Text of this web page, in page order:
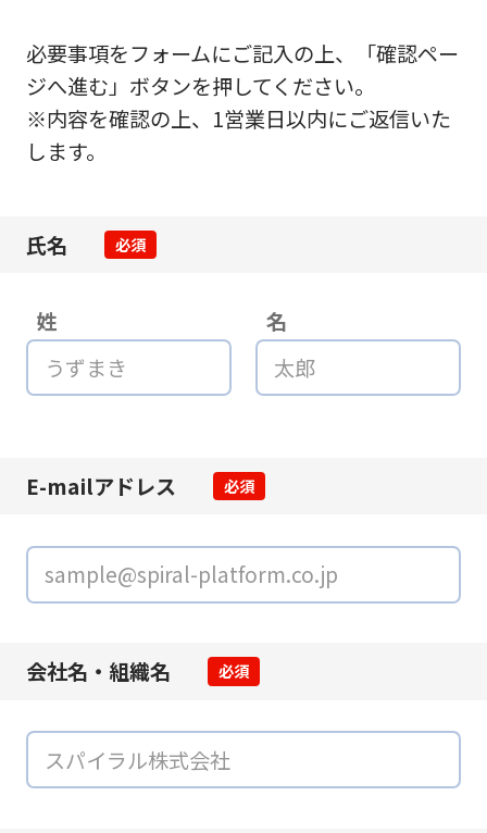
必要事項をフォームにご記入の上、「確認ペー
ジへ進む」ボタンを押してください。
※内容を確認の上、1営業日以内にご返信いた
します。
氏名 必須
姓 名
E-mailアドレス 必須
会社名・組織名 必須